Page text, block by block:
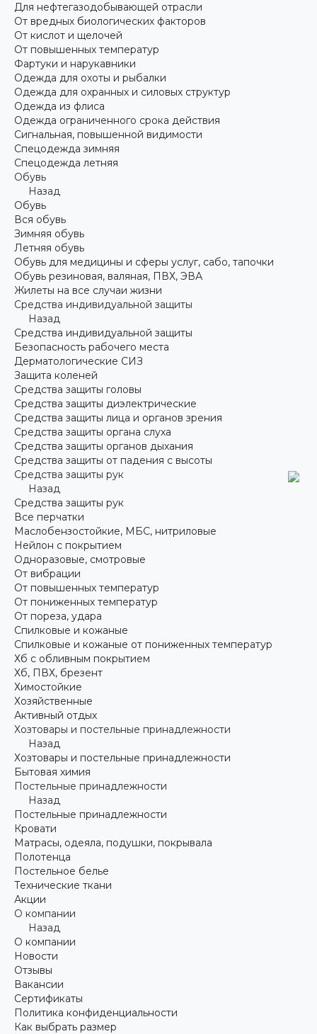
Для нефтегазодобывающей отрасли
От вредных биологических факторов
От кислот и щелочей
От повышенных температур
Фартуки и нарукавники
Одежда для охоты и рыбалки
Одежда для охранных и силовых структур
Одежда из флиса
Одежда ограниченного срока действия
Сигнальная, повышенной видимости
Спецодежда зимняя
Спецодежда летняя
Обувь
Назад
Обувь
Вся обувь
Зимняя обувь
Летняя обувь
Обувь для медицины и сферы услуг, сабо, тапочки
Обувь резиновая, валяная, ПВХ, ЭВА
Жилеты на все случаи жизни
Средства индивидуальной защиты
Назад
Средства индивидуальной защиты
Безопасность рабочего места
Дерматологические СИЗ
Защита коленей
Средства защиты головы
Средства защиты диэлектрические
Средства защиты лица и органов зрения
Средства защиты органа слуха
Средства защиты органов дыхания
Средства защиты от падения с высоты
Средства защиты рук
Назад
Средства защиты рук
Все перчатки
Маслобензостойкие, МБС, нитриловые
Нейлон с покрытием
Одноразовые, смотровые
От вибрации
От повышенных температур
От пониженных температур
От пореза, удара
Спилковые и кожаные
Спилковые и кожаные от пониженных температур
Хб с обливным покрытием
Хб, ПВХ, брезент
Химостойкие
Хозяйственные
Активный отдых
Хозтовары и постельные принадлежности
Назад
Хозтовары и постельные принадлежности
Бытовая химия
Постельные принадлежности
Назад
Постельные принадлежности
Кровати
Матрасы, одеяла, подушки, покрывала
Полотенца
Постельное белье
Технические ткани
Акции
О компании
Назад
О компании
Новости
Отзывы
Вакансии
Сертификаты
Политика конфиденциальности
Как выбрать размер